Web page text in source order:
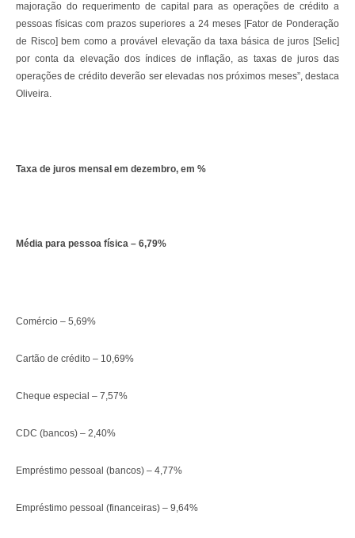
majoração do requerimento de capital para as operações de crédito a
pessoas físicas com prazos superiores a 24 meses [Fator de Ponderação
de Risco] bem como a provável elevação da taxa básica de juros [Selic]
por conta da elevação dos índices de inflação, as taxas de juros das
operações de crédito deverão ser elevadas nos próximos meses”, destaca
Oliveira.
Taxa de juros mensal em dezembro, em %
Média para pessoa física – 6,79%
Comércio – 5,69%
Cartão de crédito – 10,69%
Cheque especial – 7,57%
CDC (bancos) – 2,40%
Empréstimo pessoal (bancos) – 4,77%
Empréstimo pessoal (financeiras) – 9,64%